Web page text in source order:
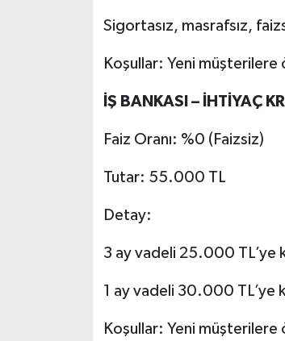
Sigortasız, masrafsız,
Koşullar: Yeni müşterilere
İŞ BANKASI – İHTİYAÇ
Faiz Oranı: %0 (Faizsiz)
Tutar: 55.000 TL
Detay:
3 ay vadeli 25.000 TL’ye
1 ay vadeli 30.000 TL’ye
Koşullar: Yeni müşterilere